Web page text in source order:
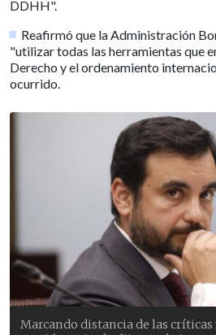
DDHH".
Reafirmó que la Administración
"utilizar todas las herramientas que
Derecho y el ordenamiento
ocurrido.
Marcando distancia de las